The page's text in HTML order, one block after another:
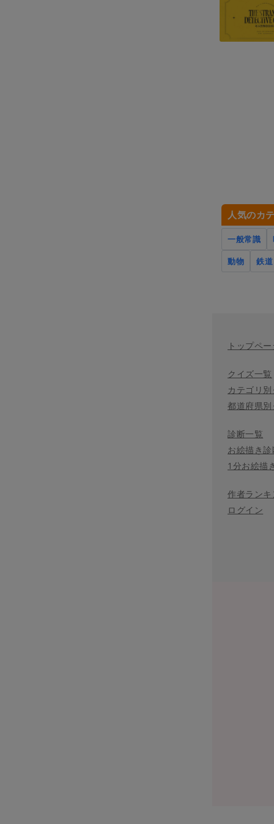
人気のカ
一般常識
動物
鉄道
トップペ
クイズ一覧
カテゴリ
都道府県
診断一覧
お絵描き
1分お絵描
作者ラン
ログイン